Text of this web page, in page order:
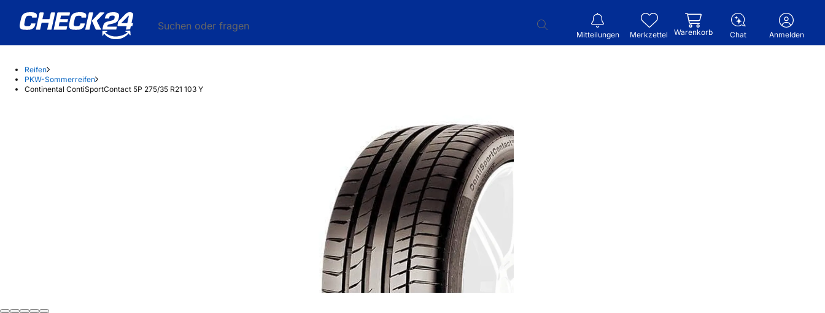
Suchen oder fragen
Mitteilungen Merkzettel Warenkorb Chat Anmelden
Reifen
PKW-Sommerreifen
Continental ContiSportContact 5P 275/35 R21 103 Y